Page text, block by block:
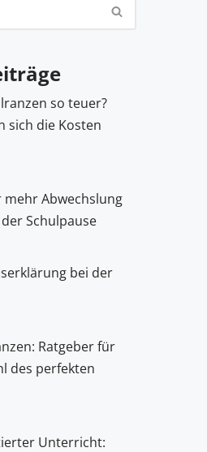
so teuer?
sich die Kosten
mehr Abwechslung
Schulpause
bei der
Ratgeber für
des perfekten
Unterricht: